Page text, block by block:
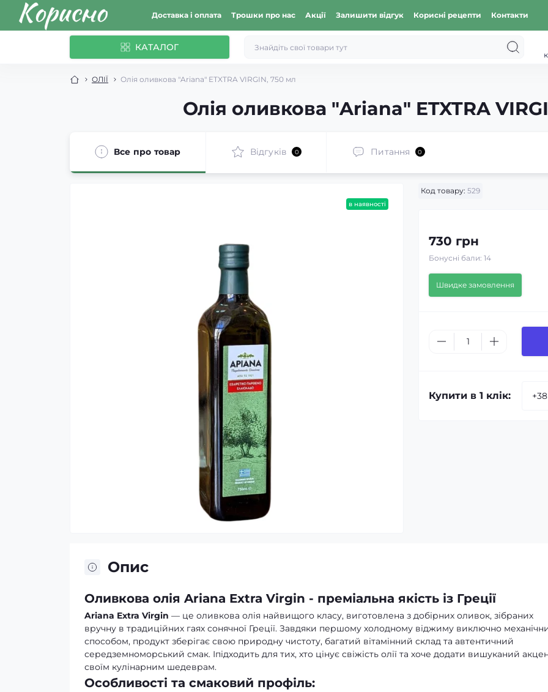
Доставка і оплата Трошки про нас Акції Залишити відгук Корисні рецепти Контакти
КАТАЛОГ
ОЛІЇ Олія оливкова "Ariana" ETXTRA VIRGIN, 750 мл
Олія оливкова "Ariana" ETXTRA
Все про товар Відгуків 0 Питання 0
в наявності
Код товару: 529
730 грн
Бонусні бали: 14
Швидке замовлення
Купити в 1 клік:
Опис
Оливкова олія Ariana Extra Virgin - преміальна якість із Греції
Ariana Extra Virgin — це оливкова олія найвищого класу, виготовлена з добірних оливок, зібраних
вручну в традиційних гаях сонячної Греції. Завдяки першому холодному віджиму виключно
способом, продукт зберігає свою природну чистоту, багатий вітамінний склад та автентичний
середземноморський смак. Іпідходить для тих, хто цінує свіжість олії та хоче додати вишуканий
своїм кулінарним шедеврам.
Особливості та смаковий профіль: